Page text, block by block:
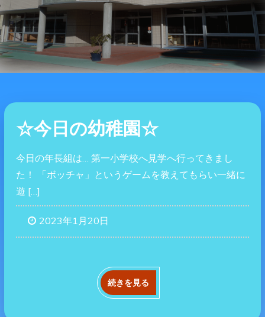
☆今日の幼稚園☆
今日の年長組は… 第一小学校へ見学へ行ってきまし
た！ 「ボッチャ」というゲームを教えてもらい一緒に
遊 […]
2023年1月20日
続きを見る